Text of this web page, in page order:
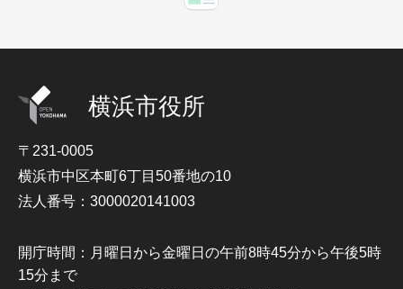
横浜市役所
〒231-0005
横浜市中区本町6丁目50番地の10
法人番号：3000020141003
開庁時間：月曜日から金曜日の午前8時45分から午後5時
15分まで